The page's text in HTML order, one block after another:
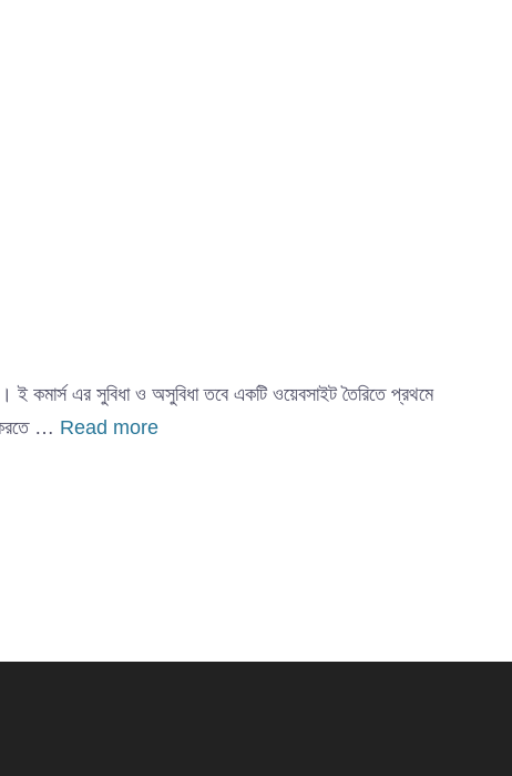
ই কমার্স এর সুবিধা ও অসুবিধা তবে একটি ওয়েবসাইট তৈরিতে প্রথমে
… Read more